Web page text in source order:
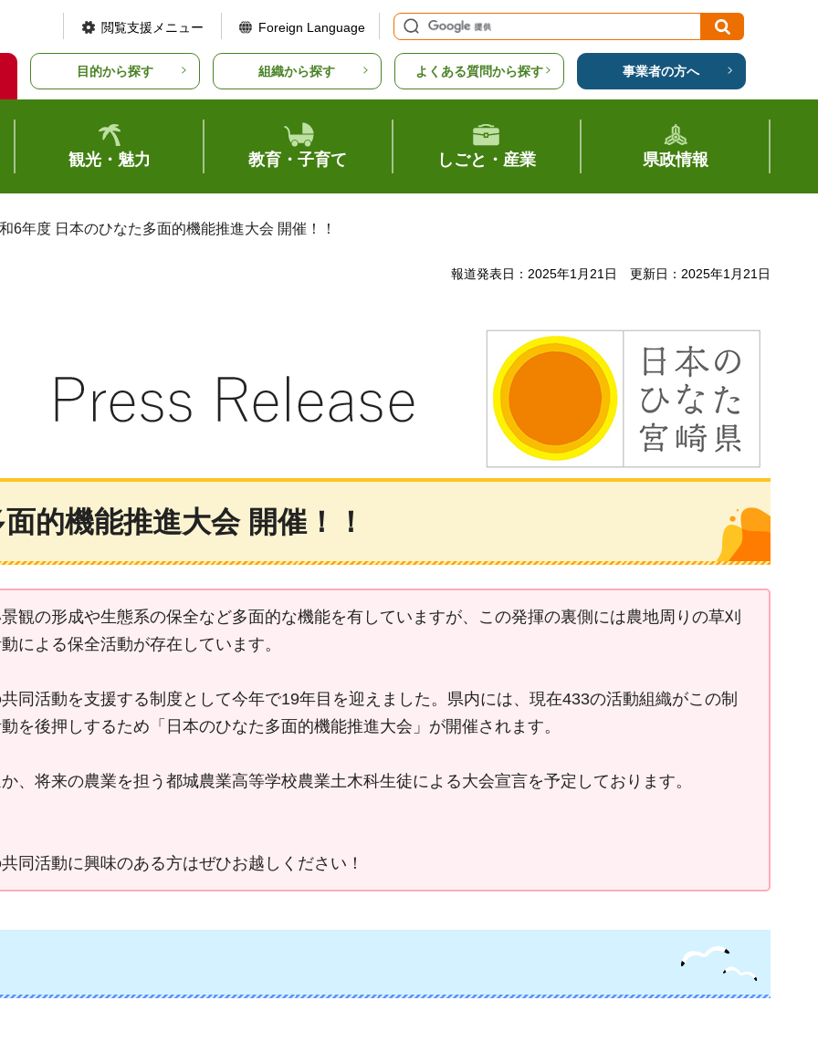
閲覧支援メニュー Foreign Language
目的から探す 組織から探す よくある質問から探す 事業者の方へ
観光・魅力 教育・子育て しごと・産業 県政情報
6年度 日本のひなた多面的機能推進大会 開催！！
報道発表日：2025年1月21日 更新日：2025年1月21日
的機能推進大会 開催！！
観の形成や生態系の保全など多面的な機能を有していますが、この発揮の裏側には農地周りの草刈
による保全活動が存在しています。
同活動を支援する制度として今年で19年目を迎えました。県内には、現在433の活動組織がこの制
を後押しするため「日本のひなた多面的機能推進大会」が開催されます。
、将来の農業を担う都城農業高等学校農業土木科生徒による大会宣言を予定しております。
同活動に興味のある方はぜひお越しください！